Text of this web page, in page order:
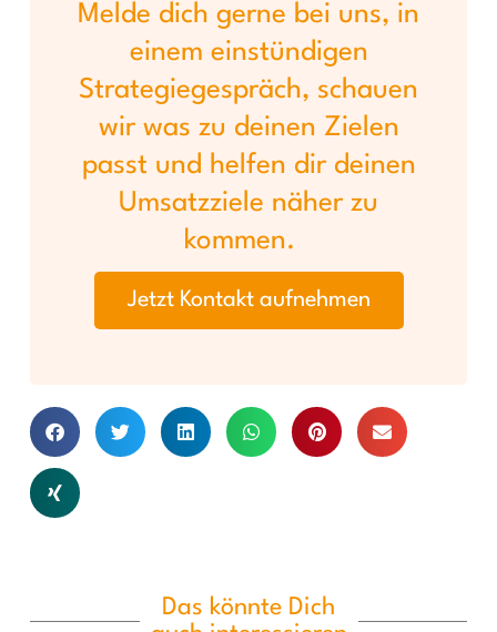
Melde dich gerne bei uns, in
einem einstündigen
Strategiegespräch, schauen
wir was zu deinen Zielen
passt und helfen dir deinen
Umsatzziele näher zu
kommen.
Jetzt Kontakt aufnehmen
Das könnte Dich